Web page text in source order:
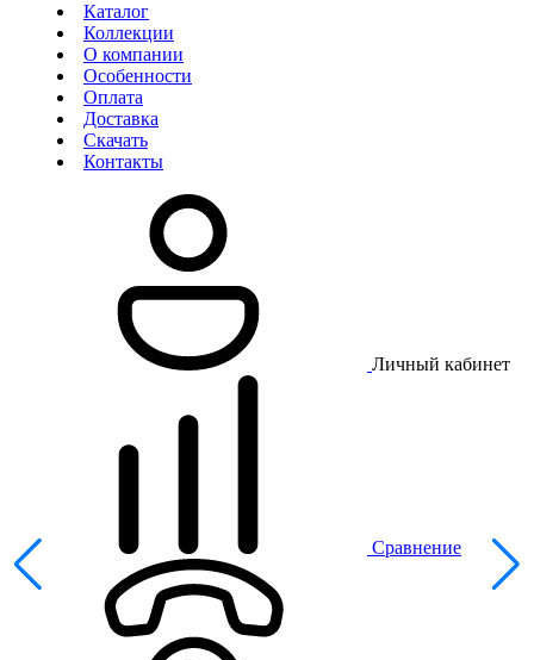
Каталог
Коллекции
О компании
Особенности
Оплата
Доставка
Скачать
Контакты
Личный кабинет
Сравнение